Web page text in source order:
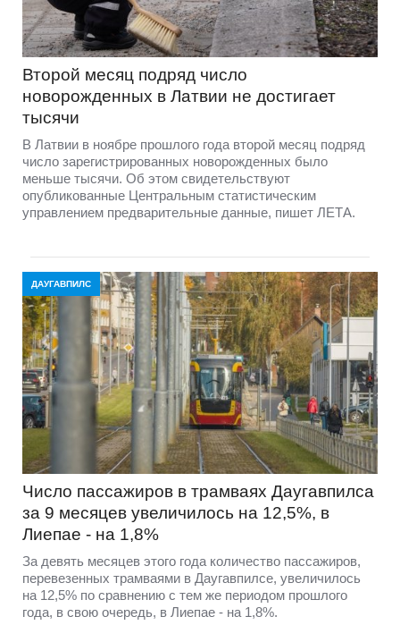
Второй месяц подряд число
новорожденных в Латвии не достигает
тысячи
В Латвии в ноябре прошлого года второй месяц подряд
число зарегистрированных новорожденных было
меньше тысячи. Об этом свидетельствуют
опубликованные Центральным статистическим
управлением предварительные данные, пишет ЛЕТА.
ДАУГАВПИЛС
Число пассажиров в трамваях Даугавпилса
за 9 месяцев увеличилось на 12,5%, в
Лиепае - на 1,8%
За девять месяцев этого года количество пассажиров,
перевезенных трамваями в Даугавпилсе, увеличилось
на 12,5% по сравнению с тем же периодом прошлого
года, в свою очередь, в Лиепае - на 1,8%.